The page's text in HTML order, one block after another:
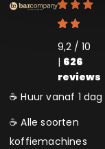
9,2 / 10
| 626
reviews
☕ Huur vanaf 1 dag
☕ Alle soorten
koffiemachines